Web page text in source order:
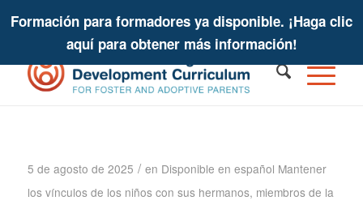
Formación para formadores ya disponible. ¡Haga clic
aquí para obtener más información!
5 de agosto de 2025 / en Disponible en español Mantener
los vínculos de los niños con sus hermanos, miembros de la